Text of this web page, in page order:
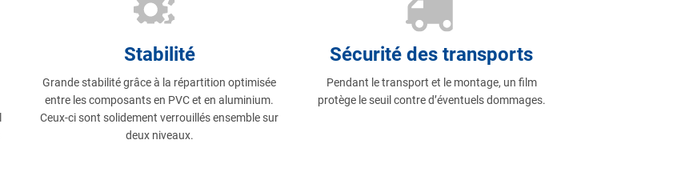
Stabilité
Grande stabilité grâce à la répartition optimisée
entre les composants en PVC et en aluminium.
Ceux-ci sont solidement verrouillés ensemble sur
deux niveaux.
Sécurité des transports
Pendant le transport et le montage, un film
protège le seuil contre d’éventuels dommages.